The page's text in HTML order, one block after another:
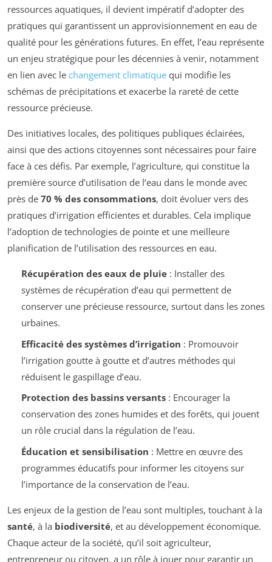
ressources aquatiques, il devient impératif d’adopter des
pratiques qui garantissent un approvisionnement en eau de
qualité pour les générations futures. En effet, l’eau représente
un enjeu stratégique pour les décennies à venir, notamment
en lien avec le changement climatique qui modifie les
schémas de précipitations et exacerbe la rareté de cette
ressource précieuse.
Des initiatives locales, des politiques publiques éclairées,
ainsi que des actions citoyennes sont nécessaires pour faire
face à ces défis. Par exemple, l’agriculture, qui constitue la
première source d’utilisation de l’eau dans le monde avec
près de 70 % des consommations, doit évoluer vers des
pratiques d’irrigation efficientes et durables. Cela implique
l’adoption de technologies de pointe et une meilleure
planification de l’utilisation des ressources en eau.
Récupération des eaux de pluie: Installer des
systèmes de récupération d’eau qui permettent de
conserver une précieuse ressource, surtout dans les zones
urbaines.
Efficacité des systèmes d’irrigation : Promouvoir
l’irrigation goutte à goutte et d’autres méthodes qui
réduisent le gaspillage d’eau.
Protection des bassins versants: Encourager la
conservation des zones humides et des forêts, qui jouent
un rôle crucial dans la régulation de l’eau.
Éducation et sensibilisation : Mettre en œuvre des
programmes éducatifs pour informer les citoyens sur
l’importance de la conservation de l’eau.
Les enjeux de la gestion de l’eau sont multiples, touchant à la
santé, à la biodiversité, et au développement économique.
Chaque acteur de la société, qu’il soit agriculteur,
entrepreneur ou citoyen, a un rôle à jouer pour garantir un